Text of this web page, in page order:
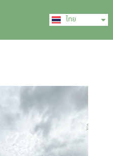
ไทย
中文 (中国)